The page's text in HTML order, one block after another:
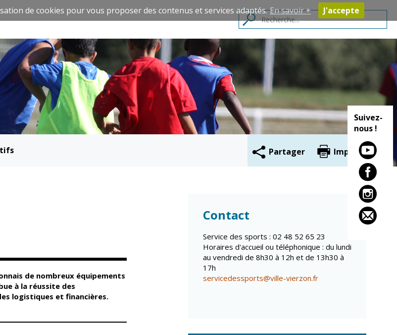
Réavie Contacts
Conservatoire
Ateliers arts
Propreté et
Espaces verts
Réglementation
Transports
Vie citoyenne
quartiers
Conseil municipal
d'enfants
Conseil citoyen
Suivez-
nous !
Partager Imprimer
de nombreux équipements
à la réussite des
logistiques et financières.
Contact
Service des sports : 02 48 52 65 23
Horaires d'accueil ou téléphonique : du lundi
au vendredi de 8h30 à 12h et de 13h30 à
17h
servicedessports@ville-vierzon.fr
de cookies pour vous proposer des contenus et services adaptés. En savoir + J'accepte